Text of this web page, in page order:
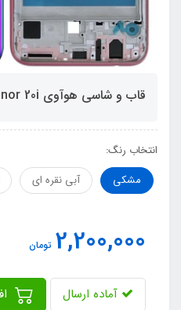
قاب و شاسی هوآوی Huawei Honor 20i
انتخاب رنگ:
مشکی
آبی نقره ای
2,200,000 تومان
آماده ارسال